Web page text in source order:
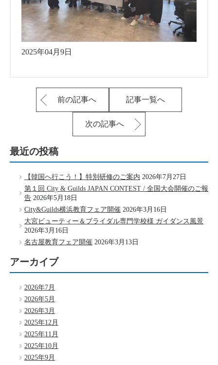
2025年04月9日
前の記事へ 記事一覧へ
次の記事へ
最近の投稿
【韓国へ行こう！】特別研修のご案内 2026年7月27日
第１回 City & Guilds JAPAN CONTEST / 全国大会開催のご報
告 2026年5月18日
City&Guilds横浜教育フェア開催 2026年3月16日
大宮ビューティー＆ブライダル専門学校様 ガイダンス風景
2026年3月16日
名古屋教育フェア開催 2026年3月13日
アーカイブ
2026年7月
2026年5月
2026年3月
2025年12月
2025年11月
2025年10月
2025年9月